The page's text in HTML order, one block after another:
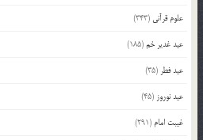
علوم قرآنی (343)
عید غدیر خم(185)
عید فطر (35)
عید نوروز (45)
غیبت امام (291)